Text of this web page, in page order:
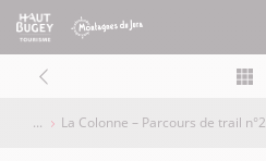
La Colonne – Parcours de trail n°2